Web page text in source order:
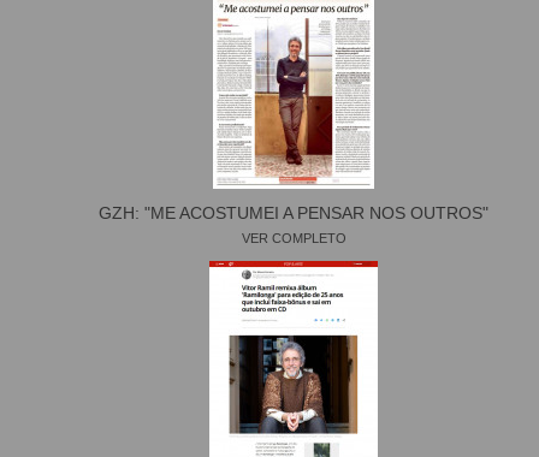
GZH: "ME ACOSTUMEI A PENSAR NOS OUTROS"
VER COMPLETO